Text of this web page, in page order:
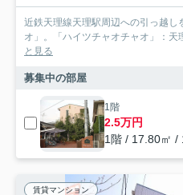
近鉄天理線天理駅周辺への引っ越し
オ」。「ハイツチャオチャオ」：天
と見る
募集中の部屋
1階
2.5万円
1階 / 17.80㎡ /
賃貸マンション